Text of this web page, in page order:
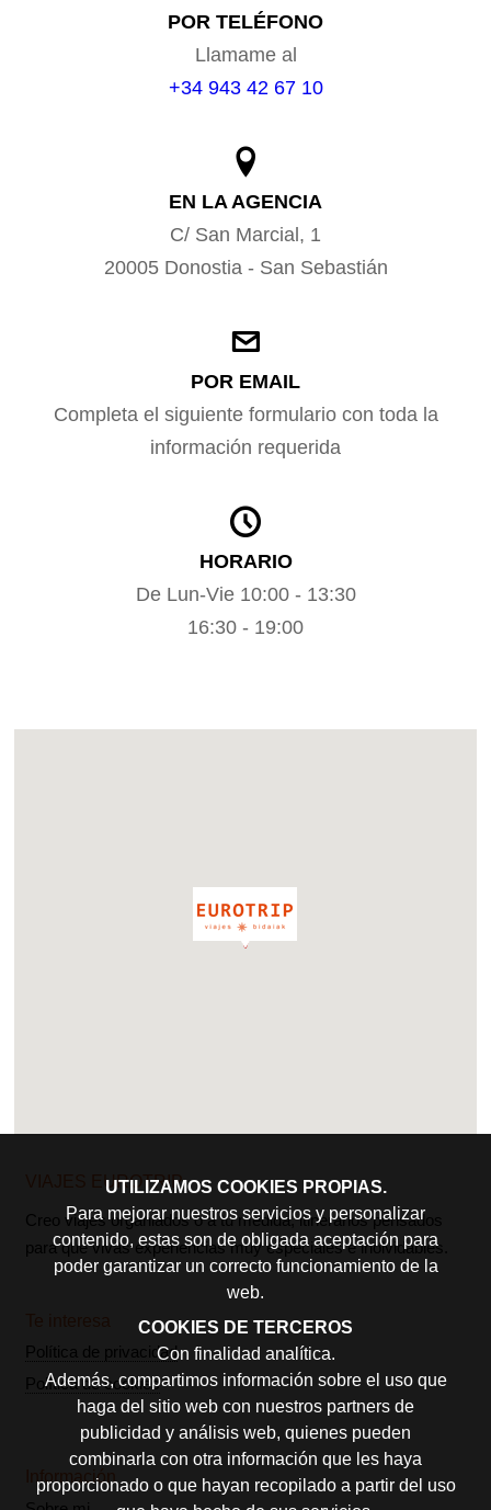
UTILIZAMOS COOKIES PROPIAS.
Para mejorar nuestros servicios y personalizar
contenido, estas son de obligada aceptación para
poder garantizar un correcto funcionamiento de la
web.
COOKIES DE TERCEROS
Con finalidad analítica.
Además, compartimos información sobre el uso que
haga del sitio web con nuestros partners de
publicidad y análisis web, quienes pueden
combinarla con otra información que les haya
proporcionado o que hayan recopilado a partir del uso
POR TELÉFONO
Llamame al
+34 943 42 67 10
EN LA AGENCIA
C/ San Marcial, 1
20005 Donostia - San Sebastián
POR EMAIL
Completa el siguiente formulario con toda la
información requerida
HORARIO
De Lun-Vie 10:00 - 13:30
16:30 - 19:00
VIAJES EUROTRIP
Creo viajes organiados o a tu medida, itinerarios pensados
para que vivas experiencias muy especiales e inolvidables.
Política de privacidad
Política de cookies
Información